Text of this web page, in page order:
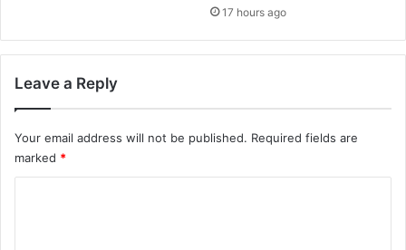
17 hours ago
Leave a Reply
Your email address will not be published. Required fields are
marked *